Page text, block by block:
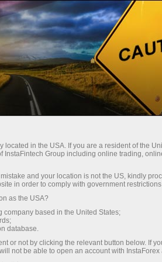
থেকে আপনি সত্যিকারের
সেরা স্প্রেড ও কমিশন এবং
জন্য সুবিধাজনক
পাওয়া যায়
located in the USA. If you are a resident of the
InstaFintech Group including online trading,
and your location is not the US, kindly
in order to comply with government
as the USA?
company based in the United States;
database.
or not by clicking the relevant button below. If
not be able to open an account with InstaForex